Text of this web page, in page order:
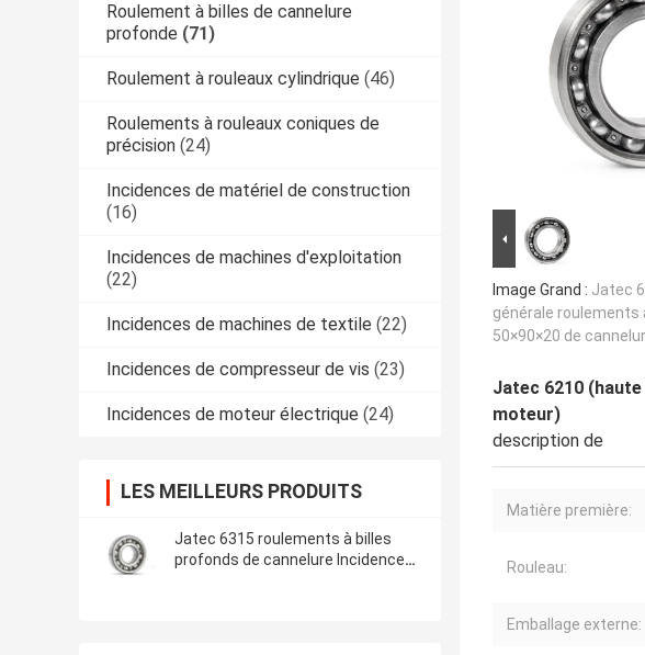
Roulement à billes de cannelure
profonde (71)
Roulement à rouleaux cylindrique (46)
Roulements à rouleaux coniques de
précision (24)
Incidences de matériel de construction
(16)
Incidences de machines d'exploitation
(22)
Incidences de machines de textile (22)
Incidences de compresseur de vis (23)
Incidences de moteur électrique (24)
LES MEILLEURS PRODUITS
Jatec 6315 roulements à billes
profonds de cannelure Incidences
Image Grand : Jatec
générale roulements
50×90×20 de
Jatec 6210
moteur)
description de
Matière première:
Rouleau:
Emballage externe: